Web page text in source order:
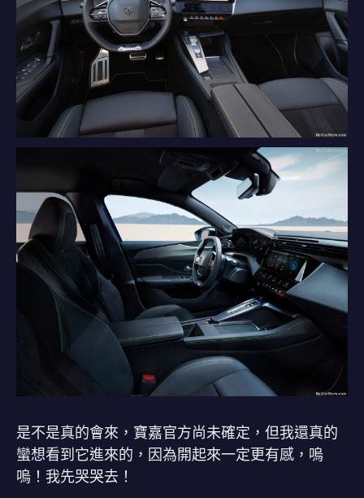
是不是真的會來，寶嘉官方尚未確定，但我還真的
蠻想看到它進來的，因為開起來一定更有感，嗚
嗚！我先哭哭去！